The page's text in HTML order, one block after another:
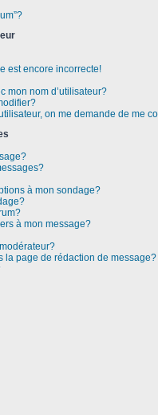
est encore incorrecte!
mon nom d’utilisateur?
on me demande de me
à mon sondage?
à mon message?
la page de rédaction de message?